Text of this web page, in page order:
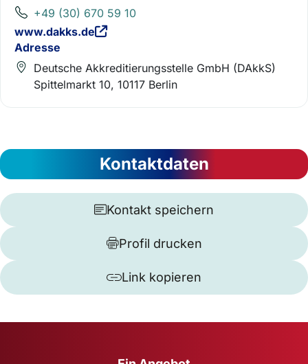
+49 (30) 670 59 10
www.dakks.de
Adresse
Deutsche Akkreditierungsstelle GmbH (DAkkS)
Spittelmarkt 10, 10117 Berlin
Kontaktdaten
Kontakt speichern
Profil drucken
Link kopieren